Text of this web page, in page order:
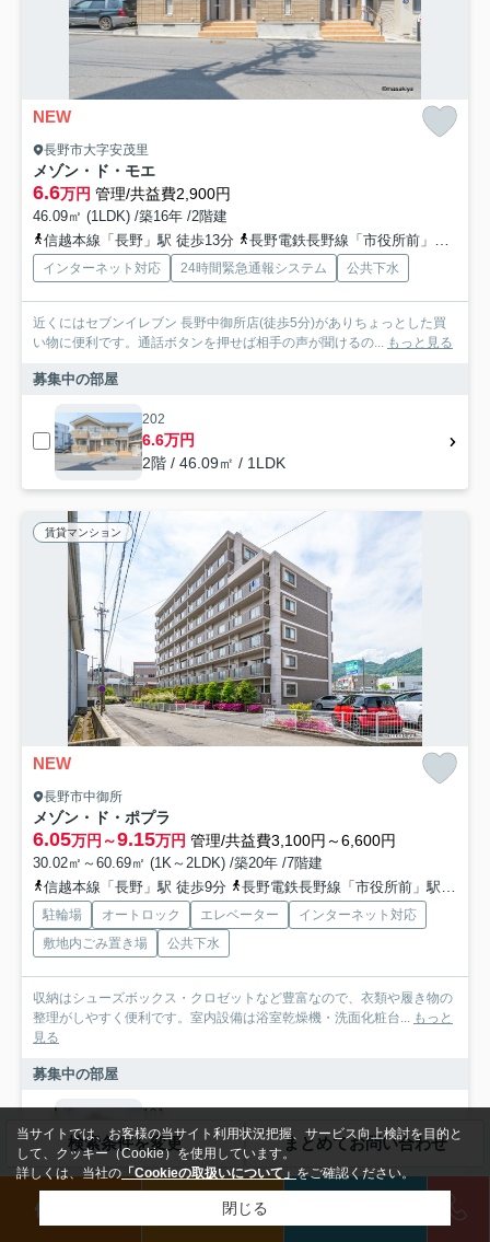
NEW
長野市大字安茂里
メゾン・ド・モエ
6.6万円 管理/共益費2,900円
46.09㎡ (1LDK) /築16年 /2階建
信越本線「長野」駅 徒歩13分
長野電鉄長野線「市役所前」駅 徒歩23分
インターネット対応 24時間緊急通報システム 公共下水
近くにはセブンイレブン 長野中御所店(徒歩5分)がありちょっとした買
い物に便利です。通話ボタンを押せば相手の声が聞けるの...
もっと見る
募集中の部屋
202
6.6万円
2階 / 46.09㎡ / 1LDK
賃貸マンション
NEW
長野市中御所
メゾン・ド・ポプラ
6.05万円～9.15万円 管理/共益費3,100円～6,600円
30.02㎡～60.69㎡ (1K～2LDK) /築20年 /7階建
信越本線「長野」駅 徒歩9分
長野電鉄長野線「市役所前」駅 徒歩16分
駐輪場 オートロック エレベーター
インターネット対応
敷地内ごみ置き場
公共下水
収納はシューズボックス・クロゼットなど豊富なので、衣類や履き物の
整理がしやすく便利です。室内設備は浴室乾燥機・洗面化粧台...
もっと
見る
募集中の部屋
101
6.05万円
1階 / 30.02㎡ / 1K
9.15万円
検索条件を変更 まとめてお問い合わせ
借りたい 買いたい
当サイトでは、お客様の当サイト利用状況把握、サービス向上検討を目的と
して、クッキー（Cookie）を使用しています。
詳しくは、当社の「Cookieの取扱いについて」をご確認ください。
閉じる